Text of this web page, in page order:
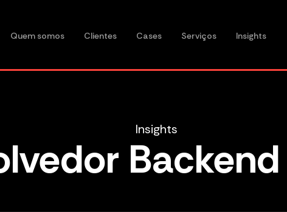
Quem somos Clientes Cases Serviços Insights
Insights